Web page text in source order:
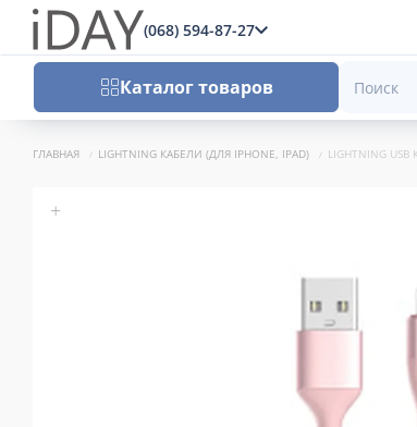
(068) 594-87-27
Каталог товаров
ГЛАВНАЯ LIGHTNING КАБЕЛИ (ДЛЯ IPHONE, IPAD) LIGHTNING USB
+